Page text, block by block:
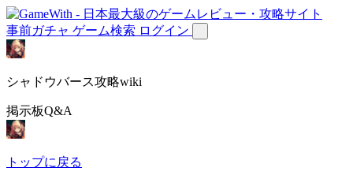
事前ガチャ ゲーム検索 ログイン
シャドウバース攻略wiki
掲示板Q&A
トップに戻る